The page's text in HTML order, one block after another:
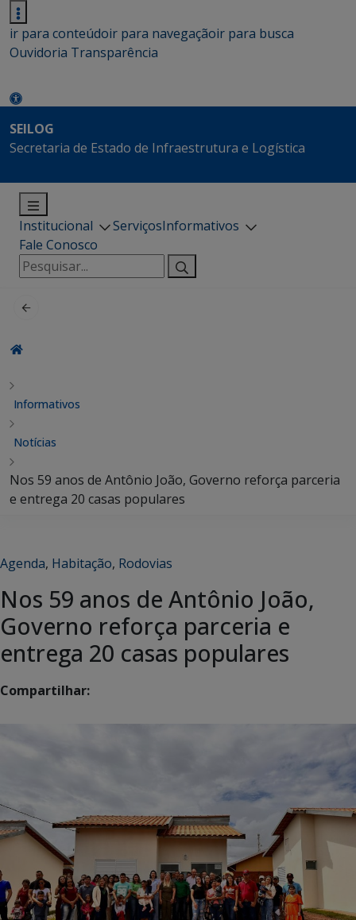
ir para conteúdoir para navegaçãoir para busca
Ouvidoria Transparência
SEILOG
Secretaria de Estado de Infraestrutura e Logística
Institucional ServiçosInformativos
Fale Conosco
Pesquisar
por:
Informativos
Notícias
Nos 59 anos de Antônio João, Governo reforça parceria
e entrega 20 casas populares
Agenda, Habitação, Rodovias
Nos 59 anos de Antônio João,
Governo reforça parceria e
entrega 20 casas populares
Compartilhar: